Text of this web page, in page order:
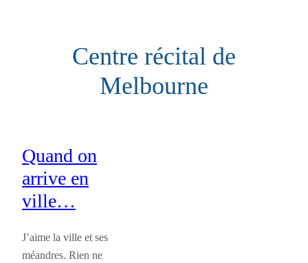
Centre récital de
Melbourne
Quand on
arrive en
ville…
J’aime la ville et ses
méandres. Rien ne